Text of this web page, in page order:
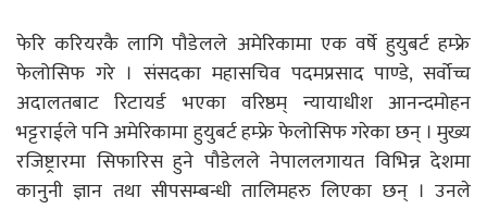
फेरि करियरकै लागि पौडेलले अमेरिकामा एक वर्षे हुयुबर्ट हम्फ्रे
फेलोसिफ गरे । संसदका महासचिव पदमप्रसाद पाण्डे, सर्वोच्च
अदालतबाट रिटायर्ड भएका वरिष्ठम् न्यायाधीश आनन्दमोहन
भट्टराईले पनि अमेरिकामा हुयुबर्ट हम्फ्रे फेलोसिफ गरेका छन् । मुख्य
रजिष्ट्रारमा सिफारिस हुने पौडेलले नेपाललगायत विभिन्न देशमा
कानुनी ज्ञान तथा सीपसम्बन्धी तालिमहरु लिएका छन् । उनले